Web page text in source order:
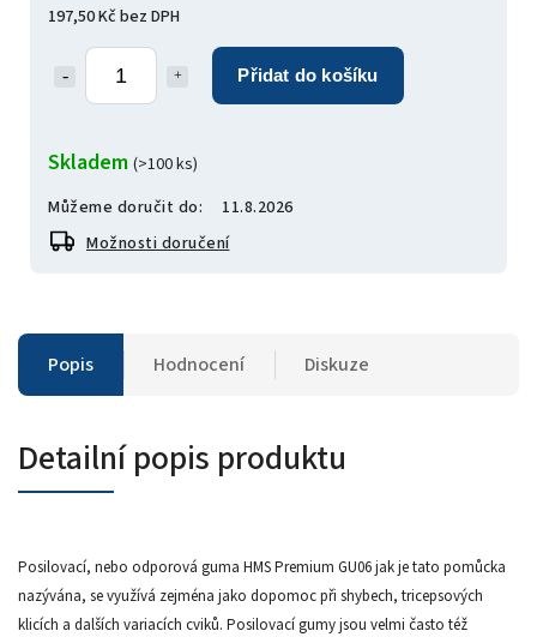
197,50 Kč bez DPH
Přidat do košíku
Skladem (>100 ks)
Můžeme doručit do:
11.8.2026
Možnosti doručení
Popis Hodnocení Diskuze
Detailní popis produktu
Posilovací, nebo odporová guma HMS Premium GU06 jak je tato pomůcka
nazývána, se využívá zejména jako dopomoc při shybech, tricepsových
klicích a dalších variacích cviků. Posilovací gumy jsou velmi často též